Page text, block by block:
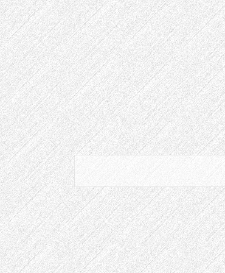
컨
텐
츠
로
건
너
뛰
기